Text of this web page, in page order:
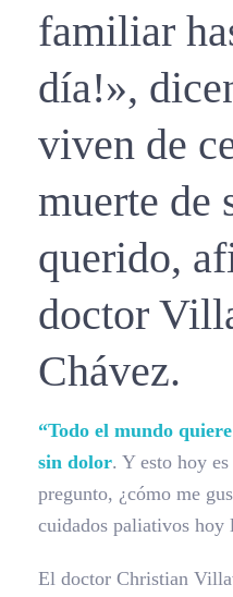
familiar
día!»,
viven de
muerte de
querido,
doctor
Chávez.
“Todo el mundo
sin dolor. Y esto hoy
pregunto, ¿cómo me
cuidados paliativos hoy
El doctor Christian